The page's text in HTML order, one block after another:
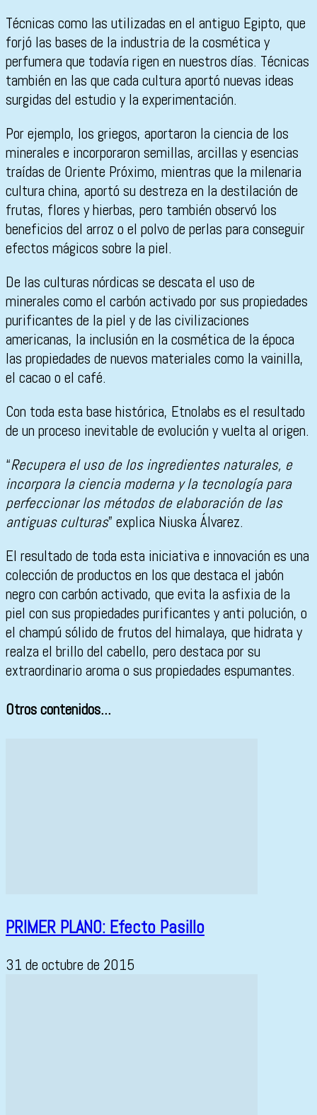
Técnicas como las utilizadas en el antiguo Egipto, que
forjó las bases de la industria de la cosmética y
perfumera que todavía rigen en nuestros días. Técnicas
también en las que cada cultura aportó nuevas ideas
surgidas del estudio y la experimentación.
Por ejemplo, los griegos, aportaron la ciencia de los
minerales e incorporaron semillas, arcillas y esencias
traídas de Oriente Próximo, mientras que la milenaria
cultura china, aportó su destreza en la destilación de
frutas, flores y hierbas, pero también observó los
beneficios del arroz o el polvo de perlas para conseguir
efectos mágicos sobre la piel.
De las culturas nórdicas se descata el uso de
minerales como el carbón activado por sus propiedades
purificantes de la piel y de las civilizaciones
americanas, la inclusión en la cosmética de la época
las propiedades de nuevos materiales como la vainilla,
el cacao o el café.
Con toda esta base histórica, Etnolabs es el resultado
de un proceso inevitable de evolución y vuelta al origen.
“Recupera el uso de los ingredientes naturales, e
incorpora la ciencia moderna y la tecnología para
perfeccionar los métodos de elaboración de las
antiguas culturas” explica Niuska Álvarez.
El resultado de toda esta iniciativa e innovación es una
colección de productos en los que destaca el jabón
negro con carbón activado, que evita la asfixia de la
piel con sus propiedades purificantes y anti polución, o
el champú sólido de frutos del himalaya, que hidrata y
realza el brillo del cabello, pero destaca por su
extraordinario aroma o sus propiedades espumantes.
Otros contenidos...
PRIMER PLANO: Efecto Pasillo
31 de octubre de 2015